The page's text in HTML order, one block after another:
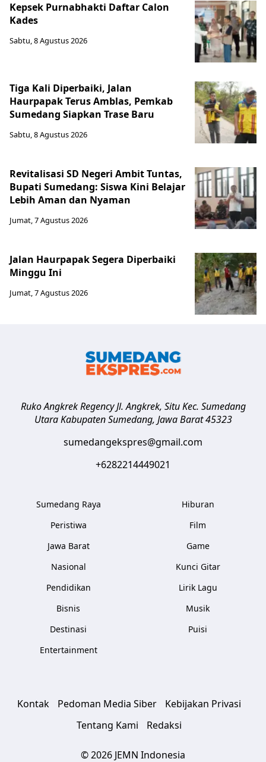
Kepsek Purnabhakti Daftar Calon
Kades
Sabtu, 8 Agustus 2026
Tiga Kali Diperbaiki, Jalan
Haurpapak Terus Amblas, Pemkab
Sumedang Siapkan Trase Baru
Sabtu, 8 Agustus 2026
Revitalisasi SD Negeri Ambit Tuntas,
Bupati Sumedang: Siswa Kini Belajar
Lebih Aman dan Nyaman
Jumat, 7 Agustus 2026
Jalan Haurpapak Segera Diperbaiki
Minggu Ini
Jumat, 7 Agustus 2026
Ruko Angkrek Regency Jl. Angkrek, Situ Kec. Sumedang
Utara Kabupaten Sumedang, Jawa Barat 45323
sumedangekspres@gmail.com
+6282214449021
Sumedang Raya
Peristiwa
Jawa Barat
Nasional
Pendidikan
Bisnis
Destinasi
Entertainment
Hiburan
Film
Game
Kunci Gitar
Lirik Lagu
Musik
Puisi
Kontak Pedoman Media Siber
Kebijakan Privasi
Tentang Kami
Redaksi
© 2026 JEMN Indonesia